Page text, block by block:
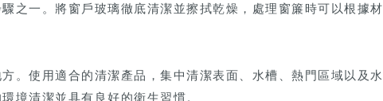
之一。將窗戶玻璃徹底清潔並擦拭乾燥，處理窗簾時可以根據材
。使用適合的清潔產品，集中清潔表面、水槽、熱門區域以及水
境清潔並具有良好的衛生習慣。